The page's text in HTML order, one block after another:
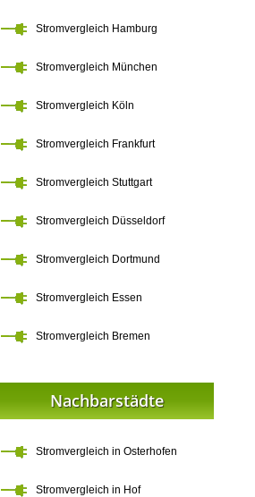
Stromvergleich Hamburg
Stromvergleich München
Stromvergleich Köln
Stromvergleich Frankfurt
Stromvergleich Stuttgart
Stromvergleich Düsseldorf
Stromvergleich Dortmund
Stromvergleich Essen
Stromvergleich Bremen
Nachbarstädte
Stromvergleich in Osterhofen
Stromvergleich in Hof